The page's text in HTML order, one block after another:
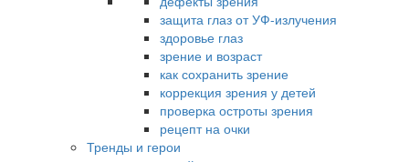
защита глаз от УФ-излучения
здоровье глаз
зрение и возраст
как сохранить зрение
коррекция зрения у детей
проверка остроты зрения
рецепт на очки
Тренды и герои